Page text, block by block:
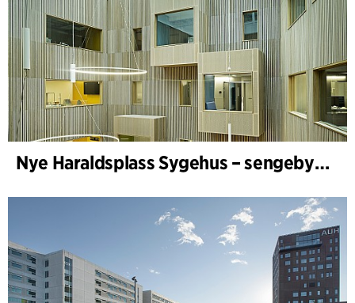
Nye Haraldsplass Sygehus – sengebygning